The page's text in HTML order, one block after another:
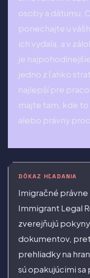
osoby a dátumu.
ponechajte u
ich vydala, a v
je
jedno z ľahko
najlepší pre
majte tam, kde to
alebo právny
DÔKAZ HĽADANIA
Imigračné právne
Immigrant Legal
zverejňujú
dokumentov,
prehliadky na
sú opakujúcimi